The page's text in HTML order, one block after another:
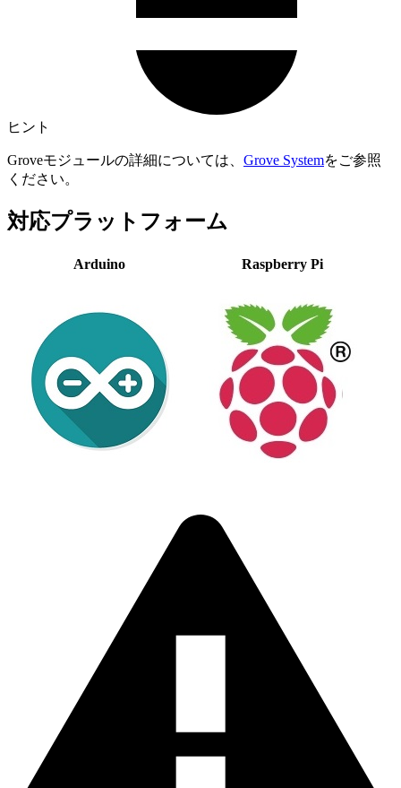
ヒント
Groveモジュールの詳細については、 Grove Systemをご参照
ください。
対応プラットフォーム
Arduino Raspberry Pi